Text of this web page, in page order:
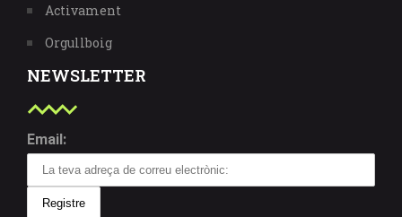
Activament
Orgullboig
NEWSLETTER
Email: